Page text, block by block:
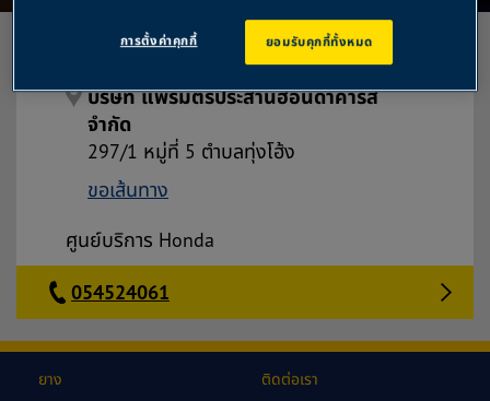
t
บริษัท แพร่มิตรประสานฮอนด้าคาร์ส
จำกัด
297/1 หมู่ที่ 5 ตำบลทุ่งโฮ้ง
ขอเส้นทาง
ศูนย์บริการ Honda
054524061
ยาง
ติดต่อเรา
ยอมรับคุกกี้ทั้งหมด
การตั้งค่าคุกกี้